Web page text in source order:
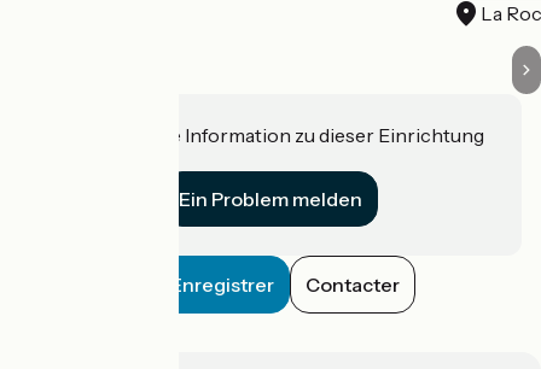
La
Haben Sie eine Information zu dieser Einrichtung
Ein Problem melden
Enregistrer Contacter